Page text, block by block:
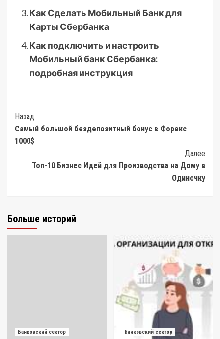
Как Сделать Мобильный Банк для
Карты Сбербанка
Как подключить и настроить
Мобильный банк Сбербанка:
подробная инструкция
Post
Navigation
Назад
Самый большой бездепозитный бонус в Форекс
1000$
Далее
Топ-10 Бизнес Идей для Производства на Дому в
Одиночку
Больше историй
Банковский сектор Банковский сектор